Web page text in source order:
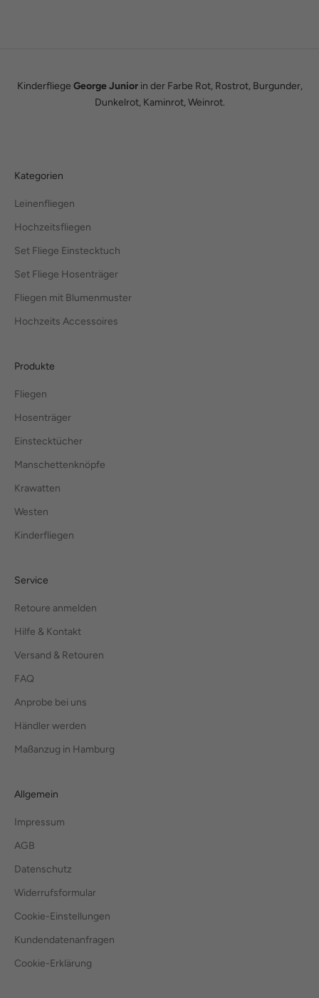
Kinderfliege George Juniorin der Farbe Rot, Rostrot, Burgunder,
Dunkelrot, Kaminrot, Weinrot.
Kategorien
Leinenfliegen
Hochzeitsfliegen
Set Fliege Einstecktuch
Set Fliege Hosenträger
Fliegen mit Blumenmuster
Hochzeits Accessoires
Produkte
Fliegen
Hosenträger
Einstecktücher
Manschettenknöpfe
Krawatten
Westen
Kinderfliegen
Service
Retoure anmelden
Hilfe & Kontakt
Versand & Retouren
FAQ
Anprobe bei uns
Händler werden
Maßanzug in Hamburg
Allgemein
Impressum
AGB
Datenschutz
Widerrufsformular
Cookie-Einstellungen
Kundendatenanfragen
Cookie-Erklärung